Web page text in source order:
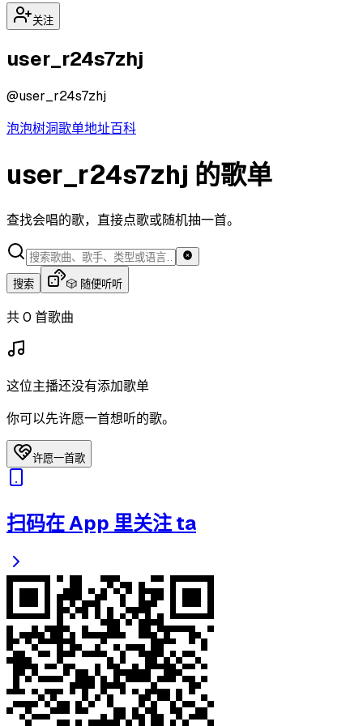
关注
user_r24s7zhj
@user_r24s7zhj
泡泡树洞歌单地址百科
user_r24s7zhj 的歌单
查找会唱的歌，直接点歌或随机抽一首。
搜索 🎲 随便听听
共 0 首歌曲
这位主播还没有添加歌单
你可以先许愿一首想听的歌。
许愿一首歌
扫码在 App 里关注 ta